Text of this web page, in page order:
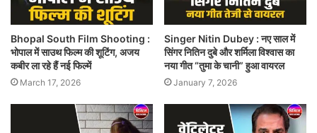
Bhopal South Film Shooting :
भोपाल में साउथ फिल्म की शूटिंग, अजय
कबीर ला रहे हैं नई फिल्में
March 17, 2026
Singer Nitin Dubey : नए साल में
सिंगर नितिन दुबे और शर्मिला विश्वास का
नया गीत “तुमा के चानी” हुआ वायरल
January 7, 2026